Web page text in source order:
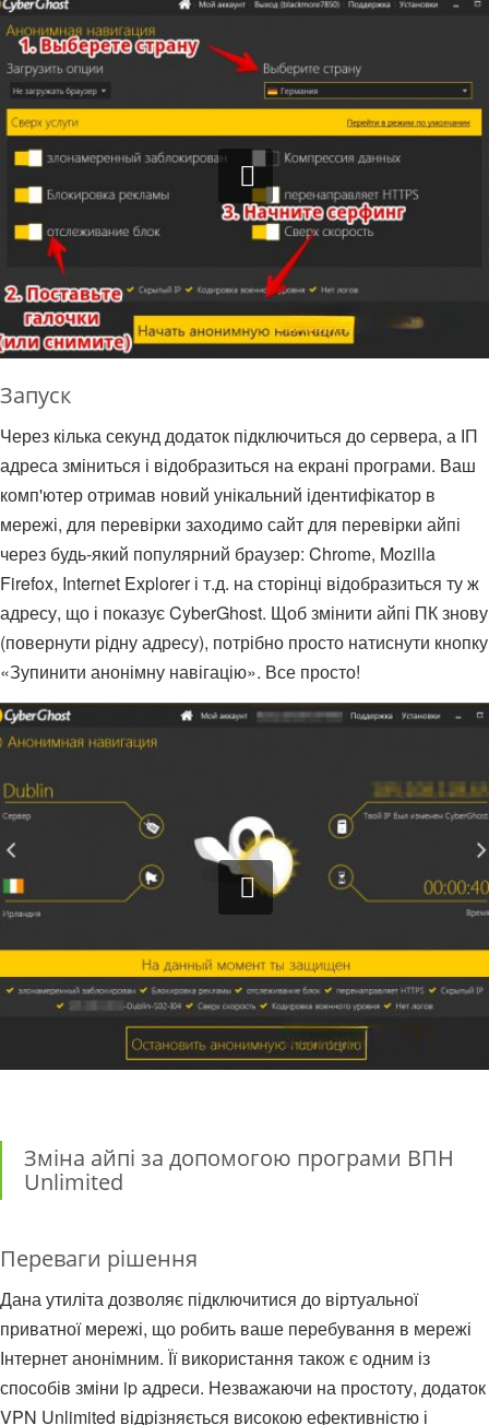
Запуск
Через кілька секунд додаток підключиться до сервера, а ІП
адреса зміниться і відобразиться на екрані програми. Ваш
комп'ютер отримав новий унікальний ідентифікатор в
мережі, для перевірки заходимо сайт для перевірки айпі
через будь-який популярний браузер: Chrome, Mozilla
Firefox, Internet Explorer і т.д. на сторінці відобразиться ту ж
адресу, що і показує CyberGhost. Щоб змінити айпі ПК знову
(повернути рідну адресу), потрібно просто натиснути кнопку
«Зупинити анонімну навігацію». Все просто!
Зміна айпі за допомогою програми ВПН
Unlimited
Переваги рішення
Дана утиліта дозволяє підключитися до віртуальної
приватної мережі, що робить ваше перебування в мережі
Інтернет анонімним. Її використання також є одним із
способів зміни ip адреси. Незважаючи на простоту, додаток
VPN Unlimited відрізняється високою ефективністю і